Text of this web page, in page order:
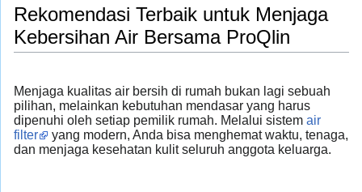
Rekomendasi Terbaik untuk Menjaga
Kebersihan Air Bersama ProQlin
Menjaga kualitas air bersih di rumah bukan lagi sebuah
pilihan, melainkan kebutuhan mendasar yang harus
dipenuhi oleh setiap pemilik rumah. Melalui sistem air
filter
yang modern, Anda bisa menghemat waktu, tenaga,
dan menjaga kesehatan kulit seluruh anggota keluarga.